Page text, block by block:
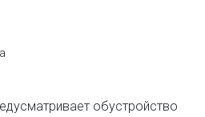
обустройство